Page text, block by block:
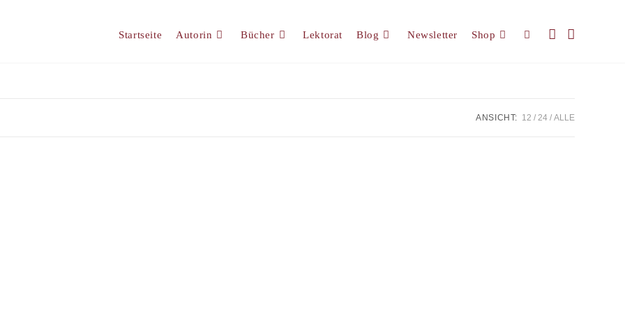
Startseite Autorin Bücher Lektorat Blog Newsletter Shop Website-
ANSICHT: 12 24 ALLE